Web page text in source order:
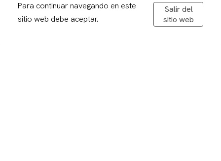
Para continuar navegando en este
sitio web debe aceptar.
Salir del
sitio web